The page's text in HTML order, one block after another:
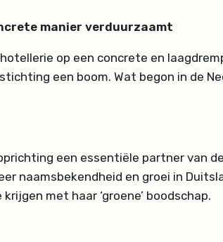
manier verduurzaamt
op een concrete en
een boom. Wat begon in de
een essentiële partner van
naamsbekendheid en groei in
met haar ‘groene’ boodschap.